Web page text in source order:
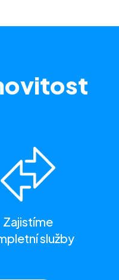
Zajistíme
služby